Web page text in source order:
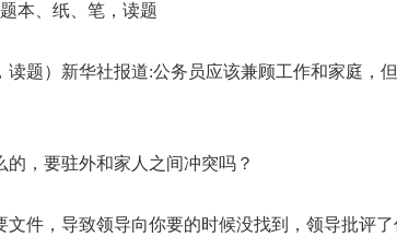
本、纸、笔，读题
读题）新华社报道:公务员应该兼顾工作和家庭，
的，要驻外和家人之间冲突吗？
文件，导致领导向你要的时候没找到，领导批评了